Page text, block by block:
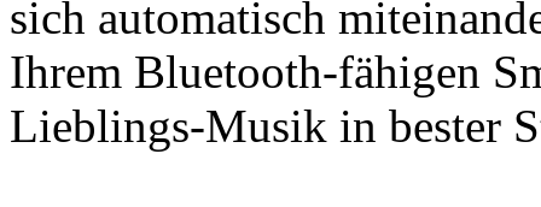
sich automatisch
Ihrem Bluetooth-fähigen
Lieblings-Musik in bester